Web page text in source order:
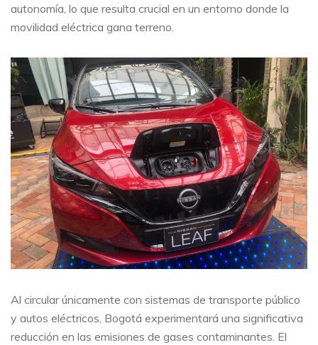
autonomía, lo que resulta crucial en un entorno donde la
movilidad eléctrica gana terreno.
Al circular únicamente con sistemas de transporte público
y autos eléctricos, Bogotá experimentará una significativa
reducción en las emisiones de gases contaminantes. El